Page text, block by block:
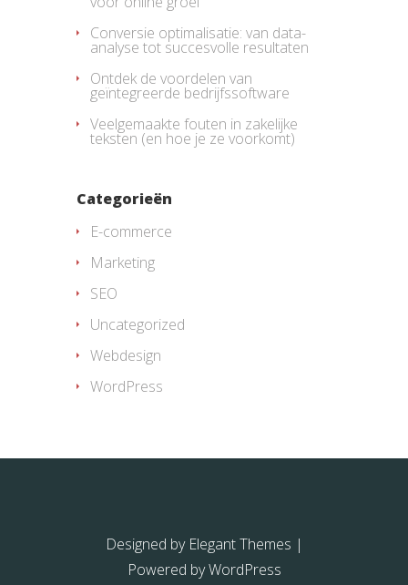
Conversie optimalisatie: van data-
analyse tot succesvolle resultaten
Ontdek de voordelen van
geïntegreerde bedrijfssoftware
Veelgemaakte fouten in zakelijke
teksten (en hoe je ze voorkomt)
Categorieën
E-commerce
Marketing
SEO
Uncategorized
Webdesign
WordPress
Designed by Elegant Themes |
Powered byWordPress